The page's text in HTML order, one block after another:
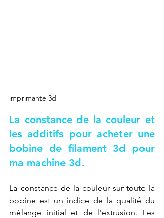
imprimante 3d
La constance de la couleur et
les additifs pour acheter une
bobine de filament 3d pour
ma machine 3d.
La constance de la couleur sur toute la
bobine est un indice de la qualité du
mélange initial et de l'extrusion. Les